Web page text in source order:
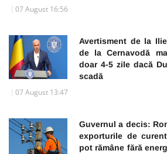
07 August 16:56
Avertisment de la
de la Cernavodă
doar 4-5 zile dacă
scadă
07 August 13:47
Guvernul a decis:
exporturile de
pot rămâne fără